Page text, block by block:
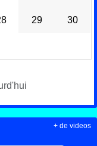
29 30
+ de videos